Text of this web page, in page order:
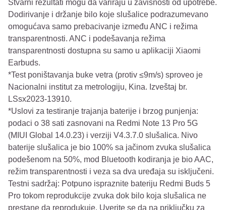
Stvarni rezultati mogu da variraju u zavisnosti od upotrebe.
Dodirivanje i držanje bilo koje slušalice podrazumevano
omogućava samo prebacivanje između ANC i režima
transparentnosti. ANC i podešavanja režima
transparentnosti dostupna su samo u aplikaciji Xiaomi
Earbuds.
*Test poništavanja buke vetra (protiv ≤9m/s) sproveo je
Nacionalni institut za metrologiju, Kina. Izveštaj br.
LSsx2023-13910.
*Uslovi za testiranje trajanja baterije i brzog punjenja:
podaci o 38 sati zasnovani na Redmi Note 13 Pro 5G
(MIUI Global 14.0.23) i verziji V4.3.7.0 slušalica. Nivo
baterije slušalica je bio 100% sa jačinom zvuka slušalica
podešenom na 50%, mod Bluetooth kodiranja je bio AAC,
režim transparentnosti i veza sa dva uređaja su isključeni.
Testni sadržaj: Potpuno ispraznite bateriju Redmi Buds 5
Pro tokom reprodukcije zvuka dok bilo koja slušalica ne
prestane da reprodukuje. Uverite se da na priključku za